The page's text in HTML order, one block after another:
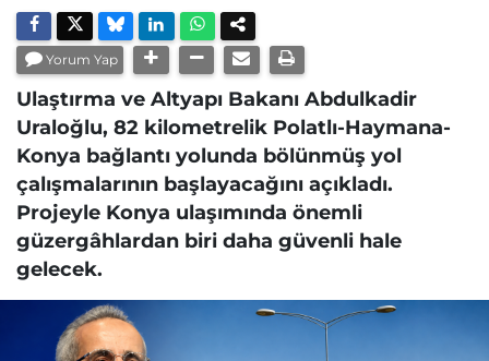
Yorum Yap
Ulaştırma ve Altyapı Bakanı Abdulkadir
Uraloğlu, 82 kilometrelik Polatlı-Haymana-
Konya bağlantı yolunda bölünmüş yol
çalışmalarının başlayacağını açıkladı.
Projeyle Konya ulaşımında önemli
güzergâhlardan biri daha güvenli hale
gelecek.